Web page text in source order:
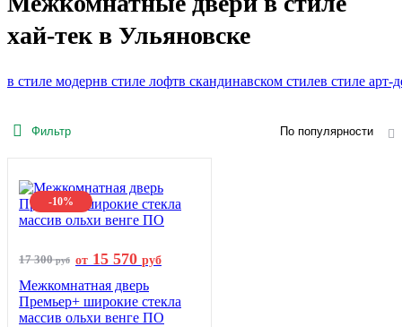
хай-тек в Ульяновске
в стиле модернв стиле лофтв скандинавском стилев стиле арт-
Фильтр По популярности
-10%
17 300руб от 15 570 руб
Межкомнатная дверь
Премьер+ широкие стекла
массив ольхи венге ПО